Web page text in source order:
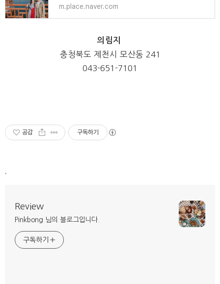
m.place.naver.com
의림지
충청북도 제천시 모산동 241
043-651-7101
공감 구독하기
Review
Pinkbong 님의 블로그입니다.
구독하기